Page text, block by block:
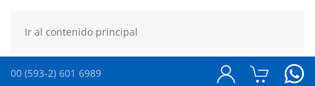
Ir al contenido principal
00 (593-2) 601 6989